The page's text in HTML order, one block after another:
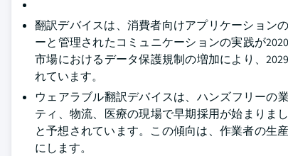
翻訳デバイスは、消費者向けアプリケーション
ーと管理されたコミュニケーションの実践が
市場におけるデータ保護規制の増加により、
れています。
ウェアラブル翻訳デバイスは、ハンズフリーの
ティ、物流、医療の現場で早期採用が始まりま
と予想されています。この傾向は、作業者の生
にします。